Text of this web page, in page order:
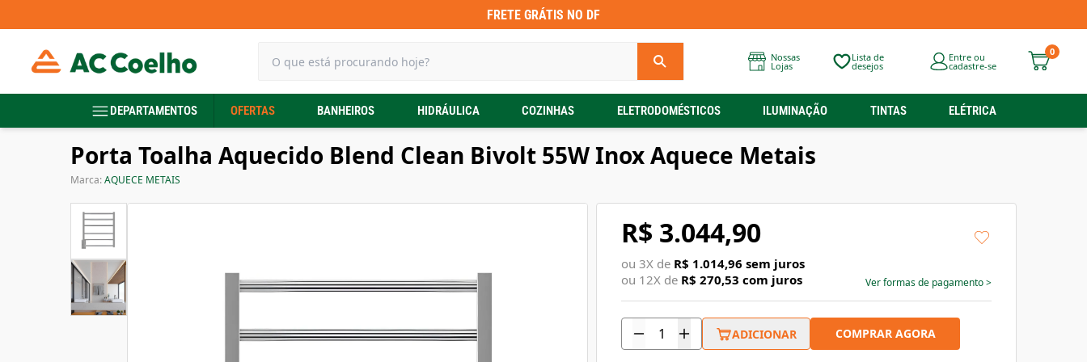
FRETE GRÁTIS NO DF
Nossas
Lojas
Lista de
desejos
Entre ou
cadastre-se
0
DEPARTAMENTOS OFERTAS BANHEIROS HIDRÁULICA COZINHAS ELETRODOMÉSTICOS ILUMINAÇÃO TINTAS ELÉTRICA
Porta Toalha Aquecido Blend Clean Bivolt 55W Inox Aquece Metais
Marca:AQUECE METAIS
R$ 3.044,90
ou 3X de R$ 1.014,96 sem juros
ou 12X de R$ 270,53 com juros Ver formas de pagamento>
ADICIONAR COMPRAR AGORA